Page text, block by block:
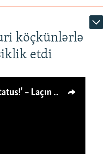
köçkünlərlə
etdi
'Ya təklif olunan ev, ya status!' – Laçın köçkünü: 'Laçından başqa heç hara!'